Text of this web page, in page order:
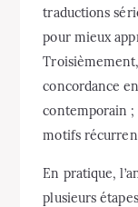
traductions
pour mieux
concordance
contemporain
motifs
En pratique,
plusieurs